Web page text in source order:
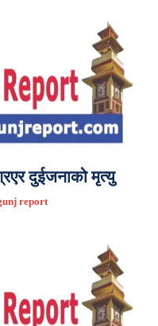
दुईजनाको मृत्यु
report